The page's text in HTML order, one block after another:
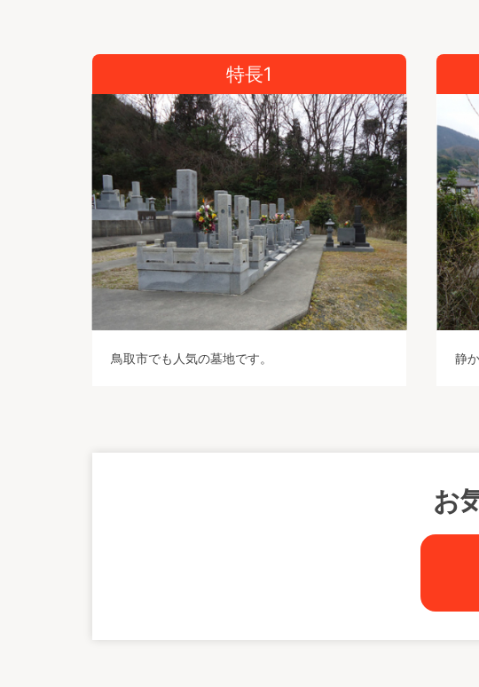
特長1
鳥取市でも人気の墓地です。 静
お